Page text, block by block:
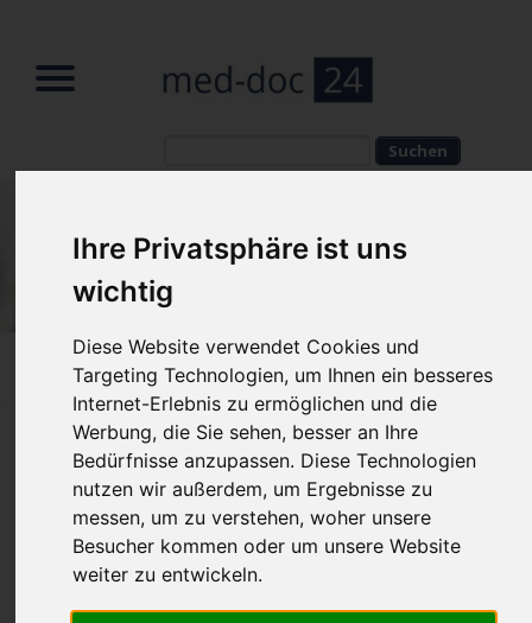
Ihre Privatsphäre ist uns
wichtig
Diese Website verwendet Cookies und
Targeting Technologien, um Ihnen ein besseres
Internet-Erlebnis zu ermöglichen und die
Werbung, die Sie sehen, besser an Ihre
Bedürfnisse anzupassen. Diese Technologien
nutzen wir außerdem, um Ergebnisse zu
messen, um zu verstehen, woher unsere
Besucher kommen oder um unsere Website
weiter zu entwickeln.
Home»Fachbereiche»Urologe»Blasenkrebs
Blasenkrebs – was ist das?